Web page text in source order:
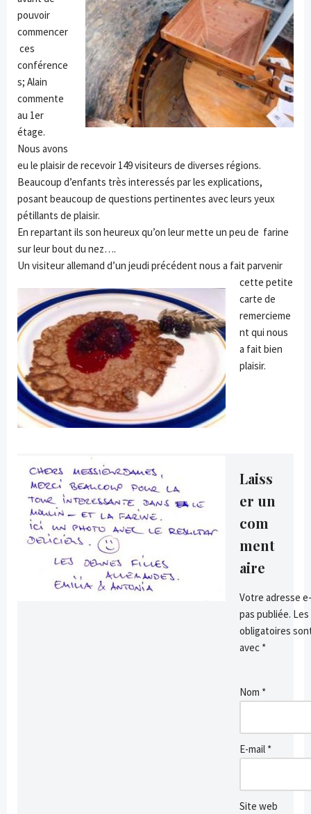
pouvoir
commencer
ces
conférence
s; Alain
commente
au 1er
étage.
Nous avons
eu le plaisir de recevoir 149 visiteurs de diverses régions.
Beaucoup d’enfants très interessés par les explications,
posant beaucoup de questions pertinentes avec leurs yeux
pétillants de plaisir.
En repartant ils son heureux qu’on leur mette un peu de farine
sur leur bout du nez….
Un visiteur allemand d’un jeudi précédent nous a fait parvenir
cette petite
carte de
remercieme
nt qui nous
a fait bien
plaisir.
Laiss
er un
com
ment
aire
Votre adresse
pas publiée.
obligatoires
avec *
Nom *
E-mail *
Site web